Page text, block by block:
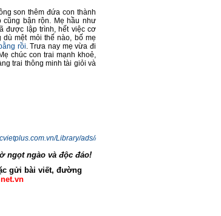
son thêm đứa con thành
cũng bận rộn. Mẹ hầu như
được lập trình, hết việc cơ
mệt mỏi thế nào, bố mẹ
rồi. Trưa nay mẹ vừa đi
chúc con trai mạnh khoẻ,
trai thông minh tài giỏi và
ngọt ngào và độc đáo!
gửi bài viết, đường